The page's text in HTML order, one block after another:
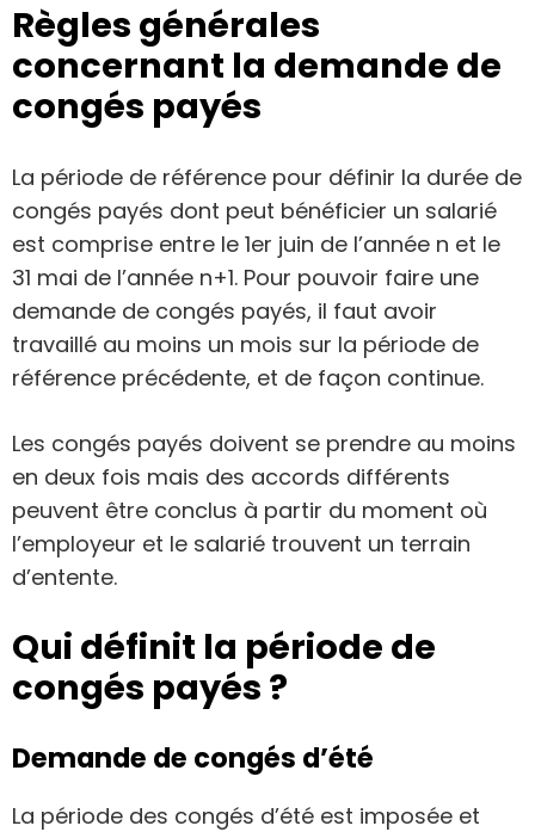
Règles générales
concernant la demande de
congés payés
La période de référence pour définir la durée de
congés payés dont peut bénéficier un salarié
est comprise entre le 1er juin de l’année n et le
31 mai de l’année n+1. Pour pouvoir faire une
demande de congés payés, il faut avoir
travaillé au moins un mois sur la période de
référence précédente, et de façon continue.
Les congés payés doivent se prendre au moins
en deux fois mais des accords différents
peuvent être conclus à partir du moment où
l’employeur et le salarié trouvent un terrain
d’entente.
Qui définit la période de
congés payés ?
Demande de congés d’été
La période des congés d’été est imposée et